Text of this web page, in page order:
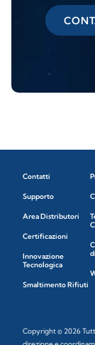
Contatti
Supporto
Area Distributori
Certificazioni
Innovazione
Tecnologica
Smaltimento Rifiuti
Copyright © 2026